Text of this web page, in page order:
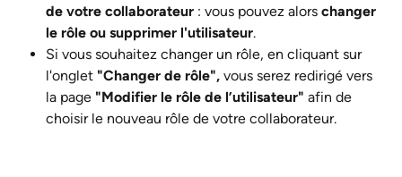
de votre collaborateur : vous pouvez alors changer
le rôle ou supprimer l'utilisateur.
Si vous souhaitez changer un rôle, en cliquant sur
l'onglet "Changer de rôle", vous serez redirigé vers
la page "Modifier le rôle de l’utilisateur" afin de
choisir le nouveau rôle de votre collaborateur.